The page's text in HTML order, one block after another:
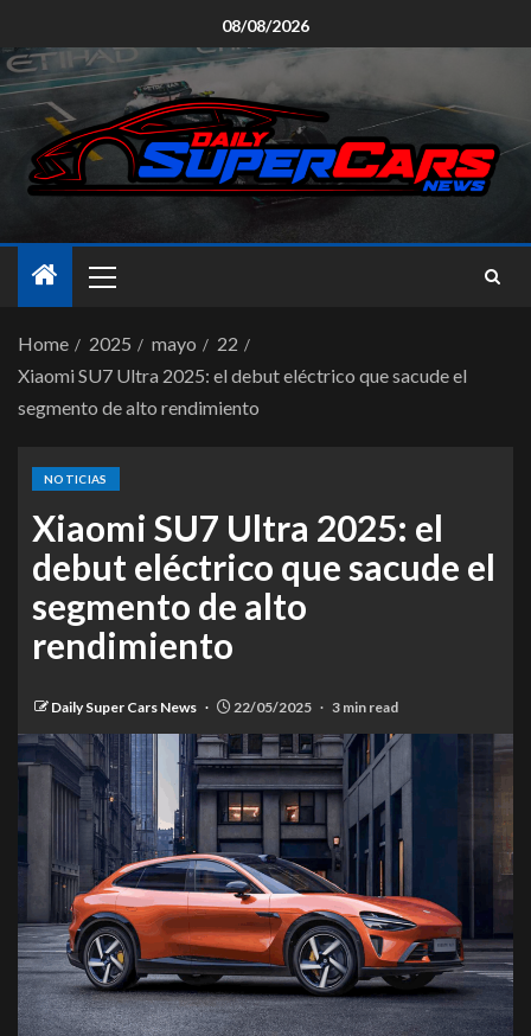
08/08/2026
Home 2025 mayo
22
Xiaomi SU7 Ultra 2025: el debut eléctrico que sacude el
segmento de alto rendimiento
NOTICIAS
Xiaomi SU7 Ultra 2025: el
debut eléctrico que sacude el
segmento de alto
rendimiento
Daily Super Cars News 22/05/2025 3 min read